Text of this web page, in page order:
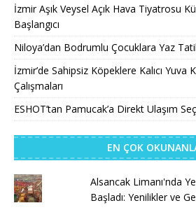
İzmir Aşık Veysel Açık Hava Tiyatrosu
Başlangıcı
Niloya’dan Bodrumlu Çocuklara Yaz
İzmir’de Sahipsiz Köpeklere Kalıcı Yuva
Çalışmaları
ESHOT’tan Pamucak’a Direkt Ulaşım
EN ÇOK
Alsancak Limanı'nda
Başladı: Yenilikler ve